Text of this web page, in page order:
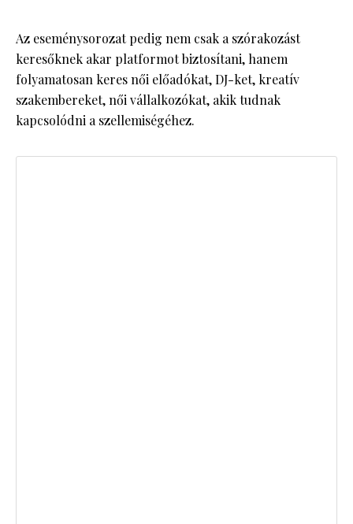
Az eseménysorozat pedig nem csak a szórakozást
keresőknek akar platformot biztosítani, hanem
folyamatosan keres női előadókat, DJ-ket, kreatív
szakembereket, női vállalkozókat, akik tudnak
kapcsolódni a szellemiségéhez.